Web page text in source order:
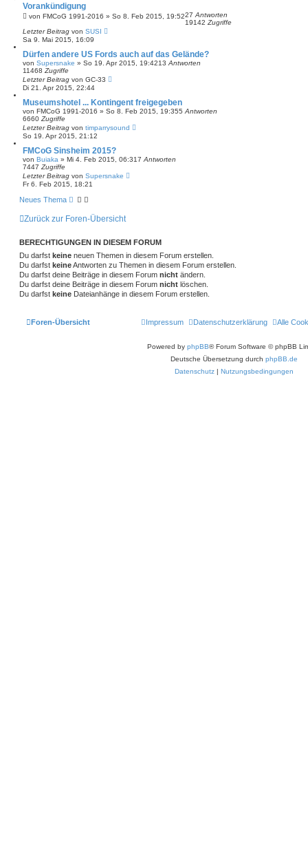
Vorankündigung
von FMCoG 1991-2016 » So 8. Feb 2015, 19:5227 Antworten
19142 Zugriffe
Letzter Beitrag von SUSI
Sa 9. Mai 2015, 16:09
Dürfen andere US Fords auch auf das Gelände?
von Supersnake » So 19. Apr 2015, 19:4213 Antworten
11468 Zugriffe
Letzter Beitrag von GC-33
Di 21. Apr 2015, 22:44
Museumshotel ... Kontingent freigegeben
von FMCoG 1991-2016 » So 8. Feb 2015, 19:355 Antworten
6660 Zugriffe
Letzter Beitrag von timparrysound
So 19. Apr 2015, 21:12
FMCoG Sinsheim 2015?
von Buiaka » Mi 4. Feb 2015, 06:317 Antworten
7447 Zugriffe
Letzter Beitrag von Supersnake
Fr 6. Feb 2015, 18:21
Neues Thema
Zurück zur Foren-Übersicht
BERECHTIGUNGEN IN DIESEM FORUM
Du darfst keine neuen Themen in diesem Forum erstellen.
Du darfst keineAntworten zu Themen in diesem Forum erstellen.
Du darfst deine Beiträge in diesem Forum nicht ändern.
Du darfst deine Beiträge in diesem Forum nicht löschen.
Du darfst keine Dateianhänge in diesem Forum erstellen.
Foren-Übersicht Alle
Datenschutzerklärung
Impressum
Powered by phpBB® Forum Software © phpBB
Deutsche Übersetzung durch phpBB.de
Datenschutz | Nutzungsbedingungen